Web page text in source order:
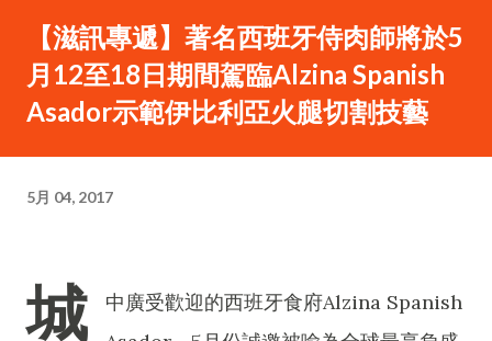
【滋訊專遞】著名西班牙侍肉師將於5
月12至18日期間駕臨Alzina Spanish
Asador示範伊比利亞火腿切割技藝
5月 04, 2017
城
中廣受歡迎的西班牙食府Alzina Spanish